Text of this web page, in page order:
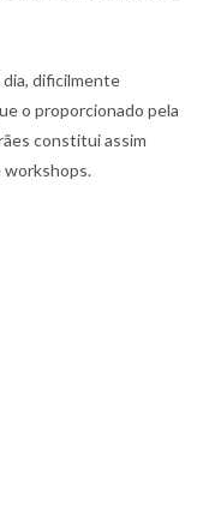
dia, dificilmente
o proporcionado pela
constitui assim
workshops.